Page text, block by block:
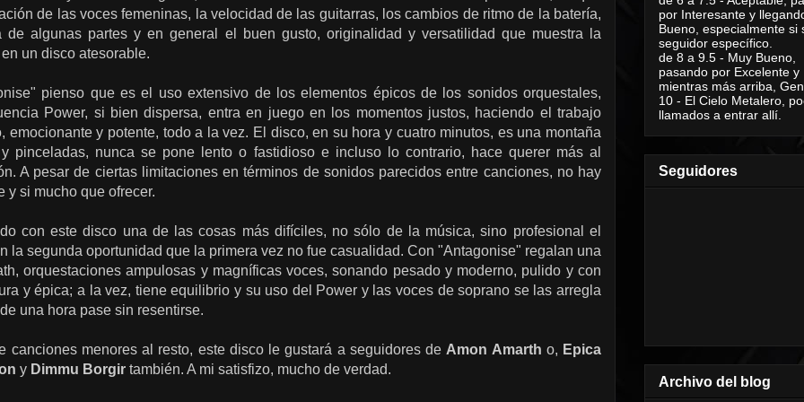
de las voces femeninas, la velocidad de las guitarras, los cambios de ritmo de la batería,
de algunas partes y en general el buen gusto, originalidad y versatilidad que muestra la
un disco atesorable.
pienso que es el uso extensivo de los elementos épicos de los sonidos orquestales,
Power, si bien dispersa, entra en juego en los momentos justos, haciendo el trabajo
emocionante y potente, todo a la vez. El disco, en su hora y cuatro minutos, es una montaña
pinceladas, nunca se pone lento o fastidioso e incluso lo contrario, hace querer más al
A pesar de ciertas limitaciones en términos de sonidos parecidos entre canciones, no hay
y si mucho que ofrecer.
con este disco una de las cosas más difíciles, no sólo de la música, sino profesional el
la segunda oportunidad que la primera vez no fue casualidad. Con "Antagonise" regalan una
orquestaciones ampulosas y magníficas voces, sonando pesado y moderno, pulido y con
y épica; a la vez, tiene equilibrio y su uso del Power y las voces de soprano se las arregla
una hora pase sin resentirse.
canciones menores al resto, este disco le gustará a seguidores de Amon Amarth o, Epica
y Dimmu Borgir también. A mi satisfizo, mucho de verdad.
por Interesante y
Bueno, especialmente si
seguidor específico.
de 8 a 9.5 - Muy Bueno,
pasando por Excelente y
mientras más arriba,
10 - El Cielo Metalero,
llamados a entrar allí.
Seguidores
Archivo del blog